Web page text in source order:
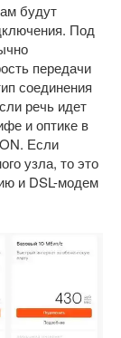
будут
Под
передачи
соединения
речь идет
и оптике в
Если
узла, то это
и DSL-модем